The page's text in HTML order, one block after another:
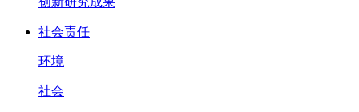
社会责任
环境
社会